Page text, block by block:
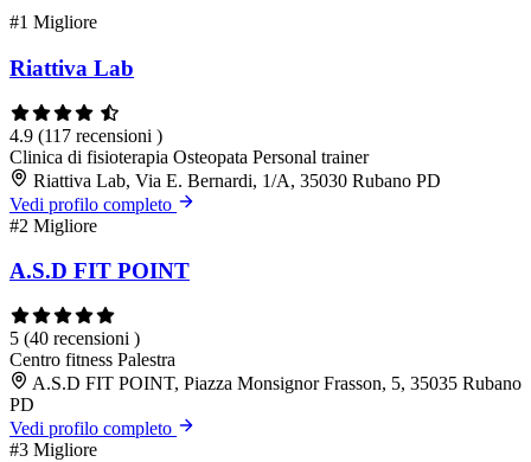
#1 Migliore
Riattiva Lab
4.9 (117 recensioni )
Clinica di fisioterapia Osteopata Personal trainer
Riattiva Lab, Via E. Bernardi, 1/A, 35030 Rubano PD
Vedi profilo completo
#2 Migliore
A.S.D FIT POINT
5 (40 recensioni )
Centro fitness Palestra
A.S.D FIT POINT, Piazza Monsignor Frasson, 5, 35035 Rubano
PD
Vedi profilo completo
#3 Migliore